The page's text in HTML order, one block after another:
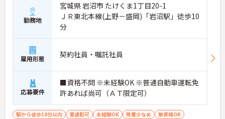
勤務地
宮城県 岩沼市 たけくま1丁目20-1
ＪＲ東北本線(上野－盛岡)「岩沼駅」徒歩10
分
雇用形態 契約社員・嘱託社員
応募要件
■資格不問 ※未経験OK ※普通自動車運転免
許あれば尚可（ＡＴ限定可）
駅から徒歩10分以内 車通勤可 未経験OK 残業少なめ
無資格OK